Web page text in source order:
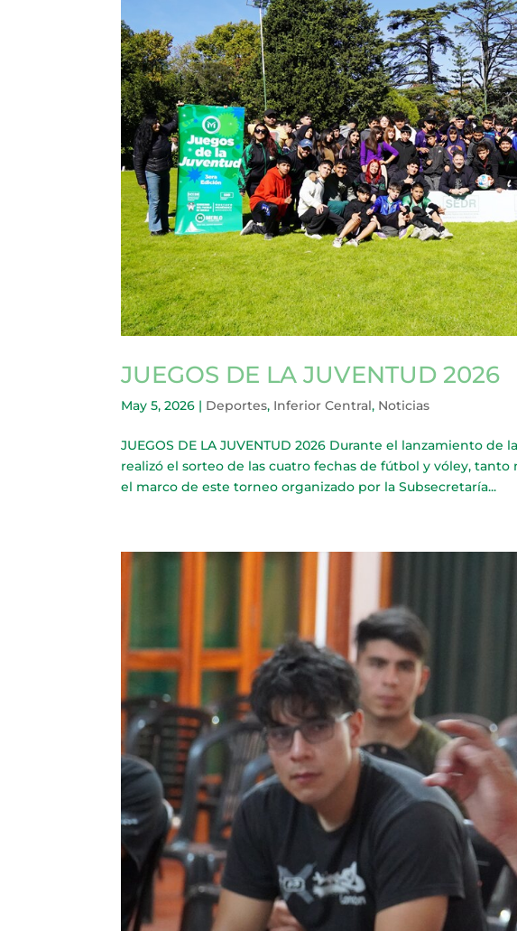
JUEGOS DE LA JUVENTUD 2026
May 5, 2026 | Deportes, Inferior Central, Noticias
JUEGOS DE LA JUVENTUD 2026 Durante el lanzamiento
realizó el sorteo de las cuatro fechas de fútbol y vóley,
el marco de este torneo organizado por la Subsecretaría...